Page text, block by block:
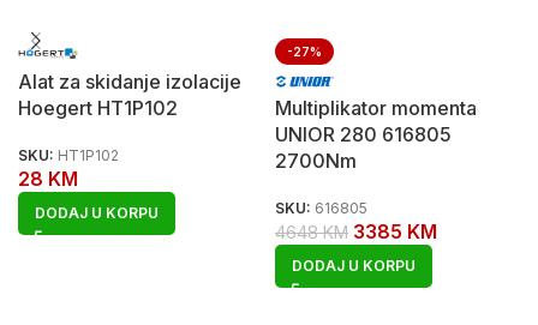
Alat za skidanje izolacije
Hoegert HT1P102
SKU: HT1P102
28 KM
DODAJ U KORPU
-27%
Multiplikator momenta
UNIOR 280 616805
2700Nm
SKU: 616805
4648KM 3385 KM
DODAJ U KORPU